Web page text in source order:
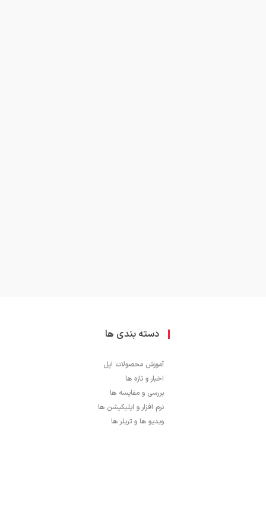
دسته بندی ها
آموزش محصولات اپل
اخبار و تازه ها
بررسی و مقایسه ها
نرم افزار و اپلیکیشن ها
ویدیو ها و تریلر ها